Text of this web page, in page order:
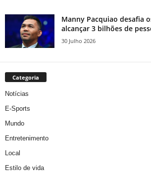
Manny Pacquiao desafia
alcançar 3 bilhões de
30 Julho 2026
Categoria
Notícias
E-Sports
Mundo
Entretenimento
Local
Estilo de vida